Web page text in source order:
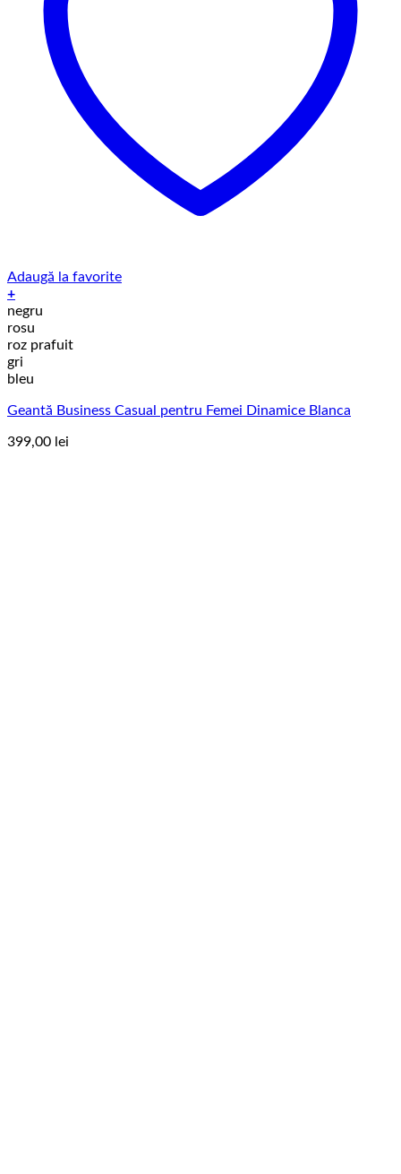
Adaugă la favorite
+
Acest
produs
are
mai
multe
Opțiunile
fi
negru
rosu
roz prafuit
gri
bleu
Geantă Business Casual pentru Femei Dinamice Blanca
399,00 lei